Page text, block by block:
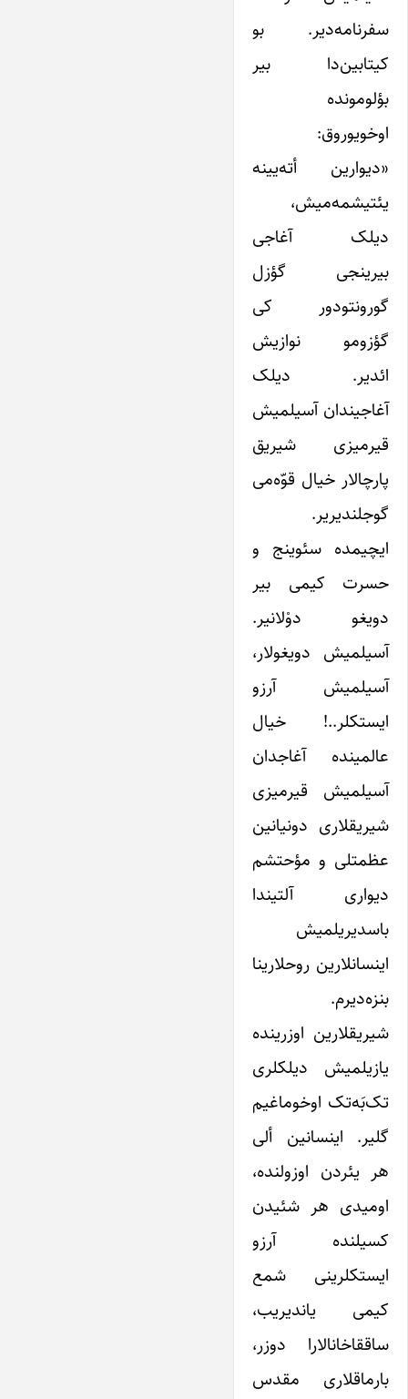
سفرنامه‌دیر. بو
کیتابین‌دا بیر
بؤلومونده
اوخویوروق:
«دیوارین أته‌یینه
یئتیشمه‌میش،
دیلک آغاجی
بیرینجی گؤزل
گورونتودور کی
گؤزومو نوازیش
ائدیر. دیلک
آغاجیندان آسیلمیش
قیرمیزی شیریق
پارچالار خیال قوّه‌می
گوجلندیریر.
ایچیمده سئوینج و
حسرت کیمی بیر
دویغو دوْلانیر.
آسیلمیش دویغولار،
آسیلمیش آرزو
ایستکلر..! خیال
عالمینده آغاجدان
آسیلمیش قیرمیزی
شیریقلاری دونیانین
عظمتلی و مؤحتشم
دیواری‌ آلتیندا
باسدیریلمیش
اینسانلارین روحلارینا
بنزه‌دیرم.
شیریقلارین اوزرینده
یازیلمیش دیلکلری
تک‌بَه‌تک اوخوماغیم
گلیر. اینسانین ألی
هر یئردن اوزولنده،
اومیدی هر شئیدن
کسیلنده آرزو
ایستکلرینی شمع
کیمی یاندیریب،
ساققاخانالارا دوزر،
بارماقلاری مقدس